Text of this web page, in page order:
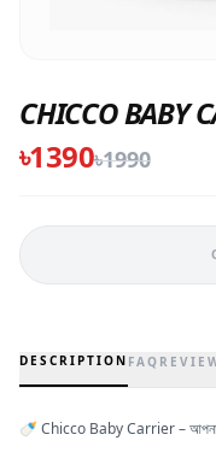
CHICCO BABY
৳1390৳1990
DESCRIPTION FAQ
🍼 Chicco Baby Carrier – আপনার